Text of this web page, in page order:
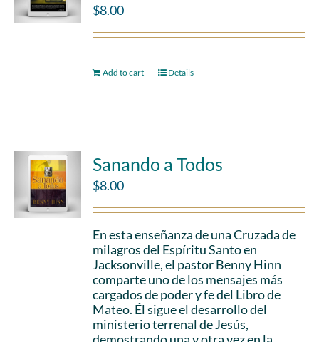
$8.00
Add to cart Details
Sanando a Todos
$8.00
En esta enseñanza de una Cruzada de
milagros del Espíritu Santo en
Jacksonville, el pastor Benny Hinn
comparte uno de los mensajes más
cargados de poder y fe del Libro de
Mateo. Él sigue el desarrollo del
ministerio terrenal de Jesús,